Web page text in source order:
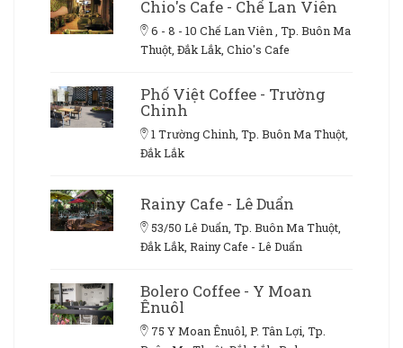
Chio's Cafe - Chế Lan Viên
6 - 8 - 10 Chế Lan Viên , Tp. Buôn Ma
Thuột, Đắk Lắk, Chio's Cafe
Phố Việt Coffee - Trường
Chinh
1 Trường Chinh, Tp. Buôn Ma Thuột,
Đắk Lắk
Rainy Cafe - Lê Duẩn
53/50 Lê Duẩn, Tp. Buôn Ma Thuột,
Đắk Lắk, Rainy Cafe - Lê Duẩn
Bolero Coffee - Y Moan
Ênuôl
75 Y Moan Ênuôl, P. Tân Lợi, Tp.